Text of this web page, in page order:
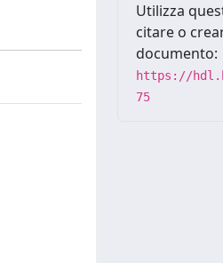
Utilizza
citare o
documento:
https://
75